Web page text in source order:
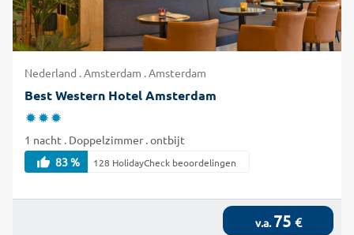
Nederland . Amsterdam . Amsterdam
Best Western Hotel Amsterdam
1 nacht . Doppelzimmer . ontbijt
83 %
128 HolidayCheck beoordelingen
v.a.75 €